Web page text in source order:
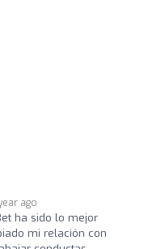
ago
ha sido lo mejor
mi relación con